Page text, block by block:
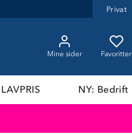
Privat
Mine sider Favoritter
LAVPRIS NY: Bedrift